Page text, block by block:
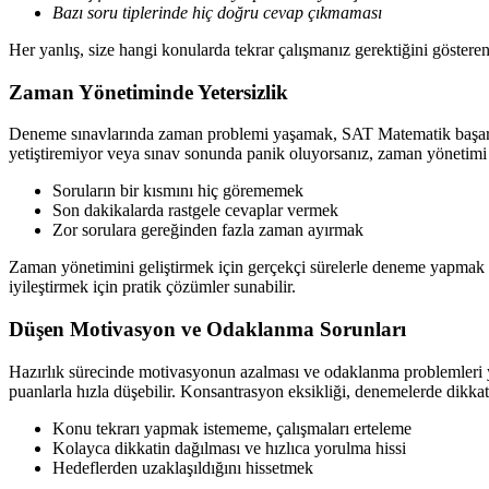
Bazı soru tiplerinde hiç doğru cevap çıkmaması
Her yanlış, size hangi konularda tekrar çalışmanız gerektiğini
Zaman Yönetiminde Yetersizlik
Deneme sınavlarında zaman problemi yaşamak, SAT Matematik
yetiştiremiyor veya sınav sonunda panik oluyorsanız, zaman
Soruların bir kısmını hiç görememek
Son dakikalarda rastgele cevaplar vermek
Zor sorulara gereğinden fazla zaman ayırmak
Zaman yönetimini geliştirmek için gerçekçi sürelerle deneme
iyileştirmek için pratik çözümler sunabilir.
Düşen Motivasyon ve Odaklanma Sorunları
Hazırlık sürecinde motivasyonun azalması ve odaklanma
puanlarla hızla düşebilir. Konsantrasyon eksikliği, denemelerde dikkat
Konu tekrarı yapmak istememe, çalışmaları erteleme
Kolayca dikkatin dağılması ve hızlıca yorulma hissi
Hedeflerden uzaklaşıldığını hissetmek